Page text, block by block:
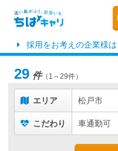
採用をお考えの企業様は
29 件（1～29件）
エリア 松戸市
こだわり 車通勤可